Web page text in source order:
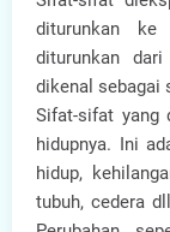
diturunkan ke
diturunkan
dikenal sebagai
Sifat-sifat yang
hidupnya. Ini
hidup,
tubuh, cedera